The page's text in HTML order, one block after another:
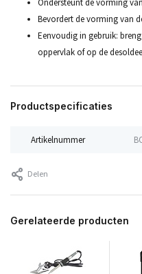
Bevordert de vorming van
Eenvoudig in gebruik:
oppervlak of op de
Productspecificaties
Artikelnummer
Delen
Gerelateerde producten